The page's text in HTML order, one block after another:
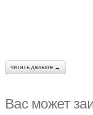
читать дальше →
Вас может